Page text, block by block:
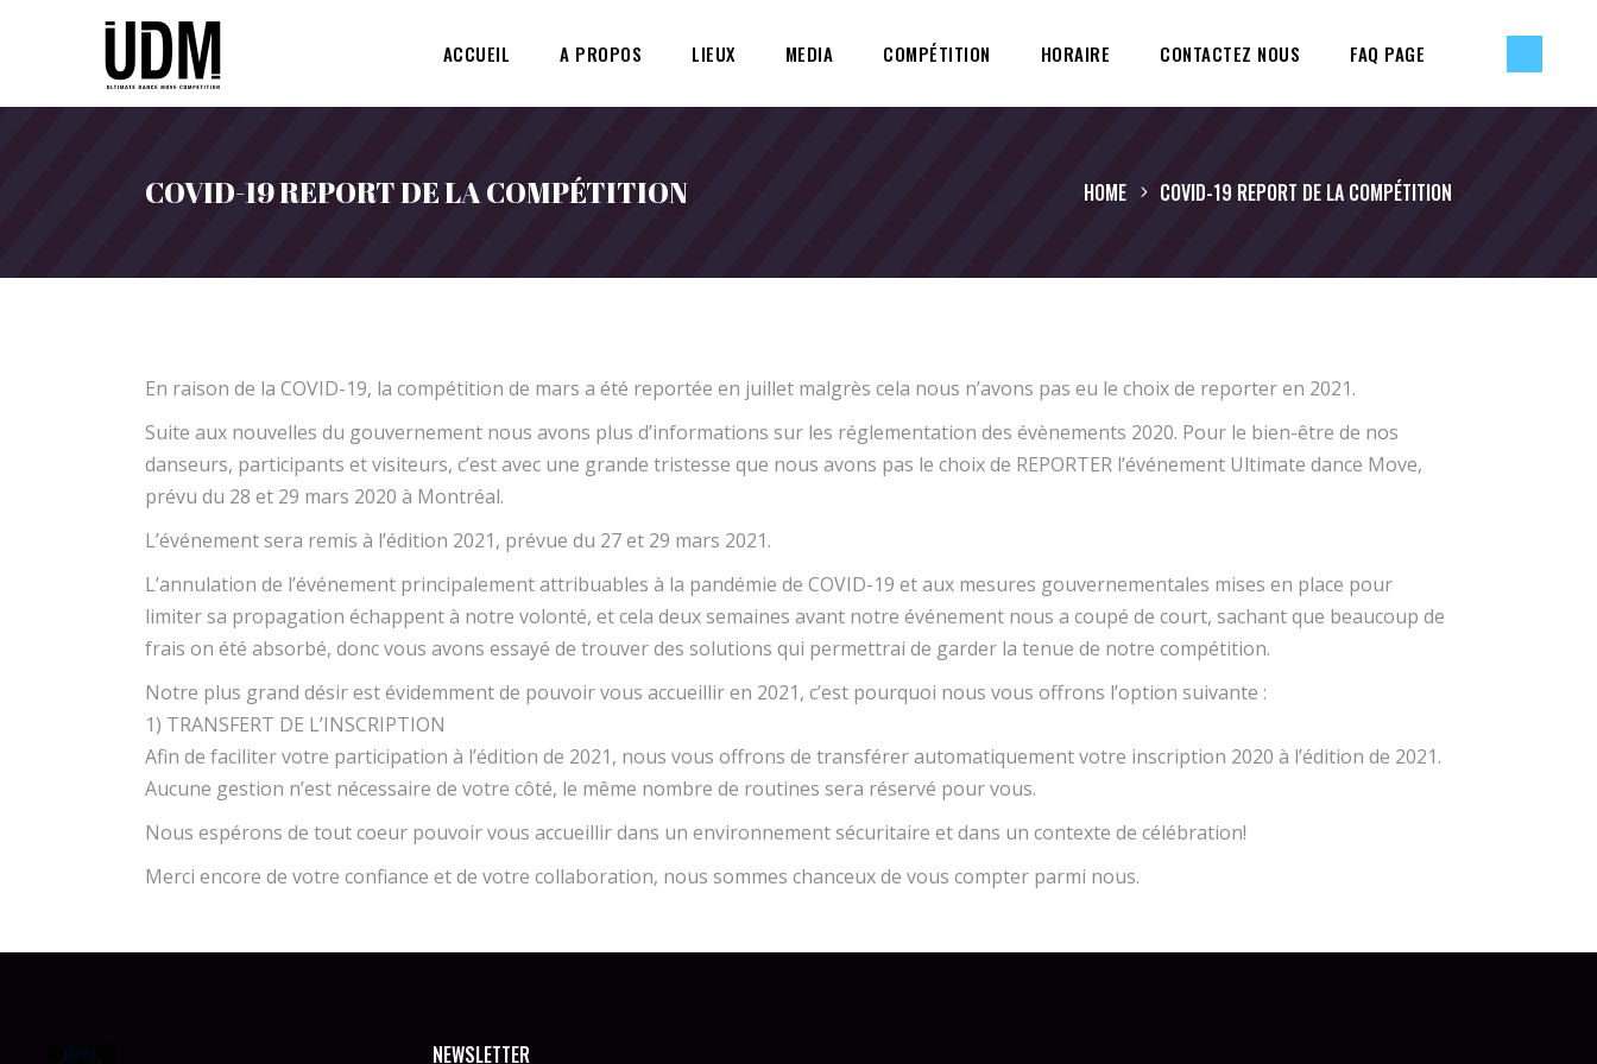
ACCUEIL A PROPOS LIEUX MEDIA COMPÉTITION HORAIRE CONTACTEZ NOUS FAQ PAGE
COVID-19 REPORT DE LA COMPÉTITION HOME COVID-19 REPORT DE LA COMPÉTITION
En raison de la COVID-19, la compétition de mars a été reportée en juillet malgrès cela nous n’avons pas eu le choix de reporter en 2021.
Suite aux nouvelles du gouvernement nous avons plus d’informations sur les réglementation des évènements 2020. Pour le bien-être de nos
danseurs, participants et visiteurs, c’est avec une grande tristesse que nous avons pas le choix de REPORTER l’événement Ultimate dance Move,
prévu du 28 et 29 mars 2020 à Montréal.
L’événement sera remis à l’édition 2021, prévue du 27 et 29 mars 2021.
L’annulation de l’événement principalement attribuables à la pandémie de COVID-19 et aux mesures gouvernementales mises en place pour
limiter sa propagation échappent à notre volonté, et cela deux semaines avant notre événement nous a coupé de court, sachant que beaucoup de
frais on été absorbé, donc vous avons essayé de trouver des solutions qui permettrai de garder la tenue de notre compétition.
Notre plus grand désir est évidemment de pouvoir vous accueillir en 2021, c’est pourquoi nous vous offrons l’option suivante :
1) TRANSFERT DE L’INSCRIPTION
Afin de faciliter votre participation à l’édition de 2021, nous vous offrons de transférer automatiquement votre inscription 2020 à l’édition de 2021.
Aucune gestion n’est nécessaire de votre côté, le même nombre de routines sera réservé pour vous.
Nous espérons de tout coeur pouvoir vous accueillir dans un environnement sécuritaire et dans un contexte de célébration!
Merci encore de votre confiance et de votre collaboration, nous sommes chanceux de vous compter parmi nous.
NEWSLETTER